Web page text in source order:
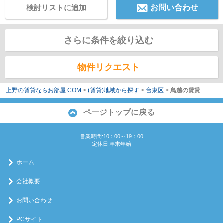
お問い合わせ
検討リストに追加
さらに条件を絞り込む
物件リクエスト
上野の賃貸ならお部屋.COM > (賃貸)地域から探す > 台東区 > 鳥越の賃貸
ページトップに戻る
営業時間:10：00～19：00
定休日:年末年始
ホーム
会社概要
お問い合わせ
PCサイト